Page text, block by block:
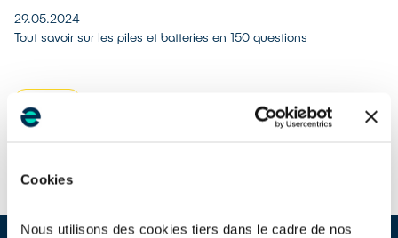
Cookies
Nous utilisons des cookies tiers dans le cadre de nos
29.05.2024
Tout savoir sur les piles et batteries en 150 questions